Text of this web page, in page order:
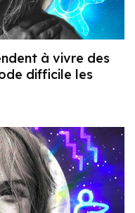
à vivre des
difficile les